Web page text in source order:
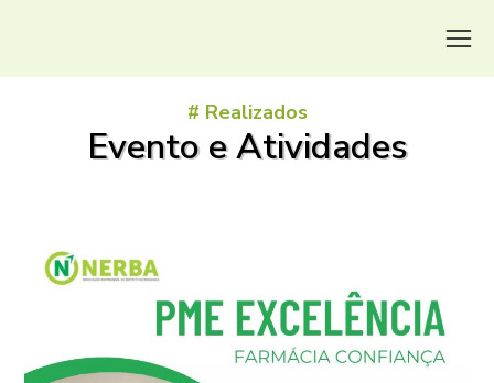
# Realizados
Evento e Atividades